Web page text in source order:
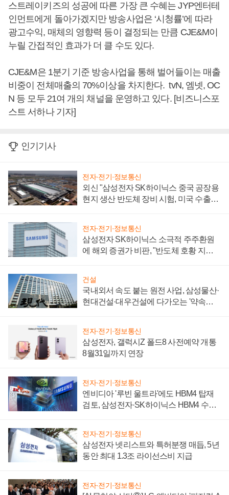
스트레이키즈의 성공에 따른 가장 큰 수혜는 JYP엔터테
인먼트에게 돌아가겠지만 방송사업은 ‘시청률’에 따라
광고수익, 매체의 영향력 등이 결정되는 만큼 CJE&M이
누릴 간접적인 효과가 더 클 수도 있다.
CJE&M은 1분기 기준 방송사업을 통해 벌어들이는 매출
비중이 전체매출의 70%이상을 차지한다. tvN, 엠넷, OC
N 등 모두 21여 개의 채널을 운영하고 있다. [비즈니스포
스트 서하나 기자]
인기기사
전자·전기·정보통신
외신 "삼성전자 SK하이닉스 중국 공장용
현지 생산 반도체 장비 시험, 미국 수출통
전자·전기·정보통신
삼성전자 SK하이닉스 소극적 주주환원
에 해외 증권가 비판, "반도체 호황 지속
건설
국내외서 속도 붙는 원전 사업, 삼성물산·
현대건설·대우건설에 다가오는 '약속의
전자·전기·정보통신
삼성전자, 갤럭시Z 폴드8 사전예약 개통
8월31일까지 연장
전자·전기·정보통신
엔비디아 '루빈 울트라'에도 HBM4 탑재
검토, 삼성전자·SK하이닉스 HBM4 수율
전자·전기·정보통신
삼성전자 넷리스트와 특허분쟁 매듭, 5년
동안 최대 1.3조 라이선스비 지급
전자·전기·정보통신